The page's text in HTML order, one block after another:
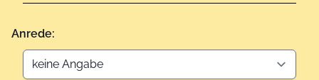
Anrede: